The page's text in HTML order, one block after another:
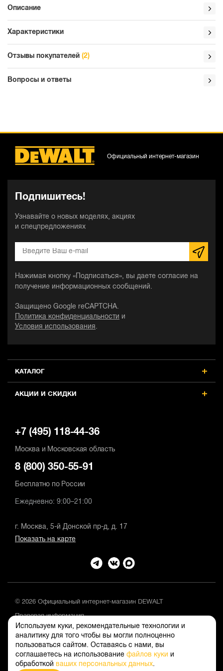
Используем куки, рекомендательные технологии и
аналитику для того чтобы вы могли полноценно
пользоваться сайтом. Оставаясь с нами, вы
соглашаетесь на использование файлов куки и
обработкой ваших персональных данных.
Описание
Характеристики
Отзывы покупателей (2)
Вопросы и ответы
КАТАЛОГ
АКЦИИ И СКИДКИ
Подпишитесь!
Узнавайте о новых моделях, акциях
и спецпредложениях
Нажимая кнопку «Подписаться», вы даете согласие на
получение информационных сообщений.
Защищено Google reCAPTCHA.
Политика конфиденциальности и
Условия использования.
Официальный интернет-магазин
+7 (495) 118-44-36
Москва и Московская область
8 (800) 350-55-91
Бесплатно по России
Ежедневно: 9:00–21:00
г. Москва, 5-й Донской пр-д, д. 17
Показать на карте
© 2026 Официальный интернет-магазин DEWALT
Правовая информация
Положение об обработке и защите персональных данных